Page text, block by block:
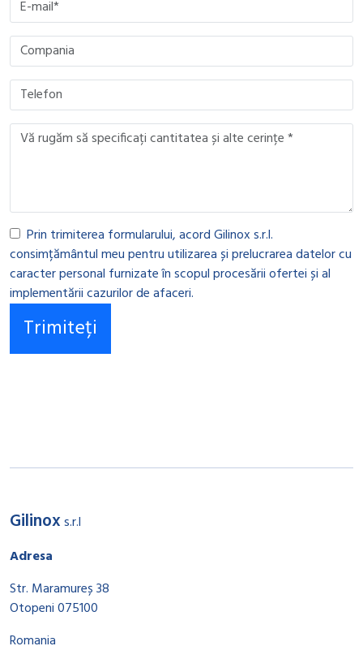
Prin trimiterea formularului, acord Gilinox s.r.l.
consimțământul meu pentru utilizarea și prelucrarea datelor cu
caracter personal furnizate în scopul procesării ofertei și al
implementării cazurilor de afaceri.
Gilinoxs.r.l
Adresa
Str. Maramureș 38
Otopeni 075100
Romania